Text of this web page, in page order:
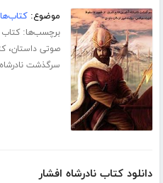
موضوع:
برچسب‌ها:
صوتی داستان،
سرگذشت
دانلود کتاب نادرشاه افشار